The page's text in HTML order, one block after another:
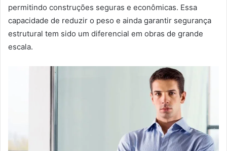
permitindo construções seguras e econômicas. Essa
capacidade de reduzir o peso e ainda garantir segurança
estrutural tem sido um diferencial em obras de grande
escala.